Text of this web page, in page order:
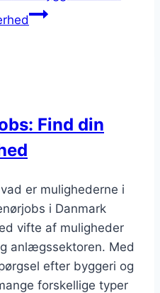
Find din
er mulighederne i
i Danmark
vifte af muligheder
anlægssektoren. Med
efter byggeri og
forskellige typer